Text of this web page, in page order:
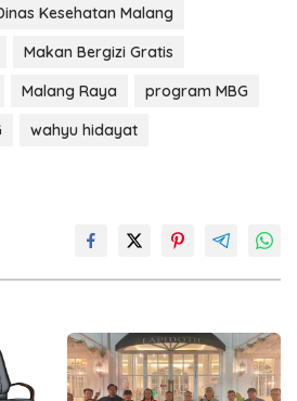
Kesehatan Malang
Makan Bergizi Gratis
Malang Raya
program MBG
wahyu hidayat